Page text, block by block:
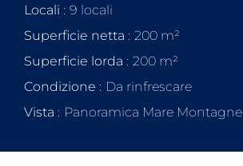
Locali
9 locali
Superficie netta
200 m²
Superficie lorda
200 m²
Condizione
Da rinfrescare
Vista
Panoramica Mare Montagne